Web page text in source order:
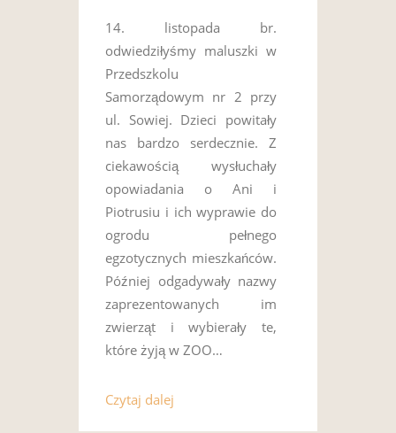
14. listopada br.
odwiedziłyśmy maluszki w
Przedszkolu
Samorządowym nr 2 przy
ul. Sowiej. Dzieci powitały
nas bardzo serdecznie. Z
ciekawością wysłuchały
opowiadania o Ani i
Piotrusiu i ich wyprawie do
ogrodu pełnego
egzotycznych mieszkańców.
Później odgadywały nazwy
zaprezentowanych im
zwierząt i wybierały te,
które żyją w ZOO…
Czytaj dalej